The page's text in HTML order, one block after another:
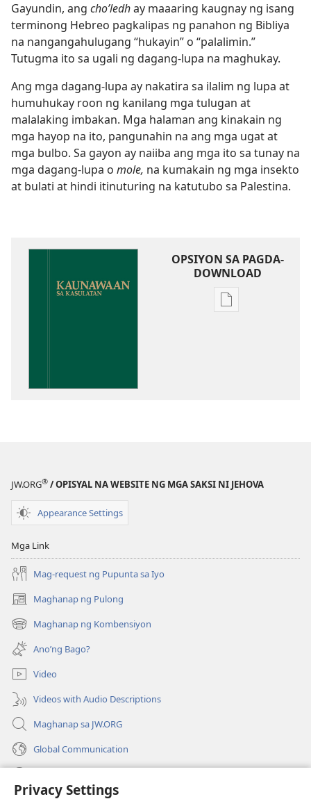
Privacy Settings
Gayundin, ang choʹledhay maaaring kaugnay ng isang
terminong Hebreo pagkalipas ng panahon ng Bibliya
na nangangahulugang “hukayin” o “palalimin.”
Tutugma ito sa ugali ng dagang-lupa na maghukay.
Ang mga dagang-lupa ay nakatira sa ilalim ng lupa at
humuhukay roon ng kanilang mga tulugan at
malalaking imbakan. Mga halaman ang kinakain ng
mga hayop na ito, pangunahin na ang mga ugat at
mga bulbo. Sa gayon ay naiiba ang mga ito sa tunay na
mga dagang-lupa o mole, na kumakain ng mga insekto
at bulati at hindi itinuturing na katutubo sa Palestina.
OPSIYON SA PAGDA-
DOWNLOAD
Opsiyon
JW.ORG® / OPISYAL NA WEBSITE NG MGA SAKSI NI JEHOVA
Appearance Settings
Mga Link
Mag-request ng Pupunta sa Iyo
Maghanap ng Pulong
(may
bubukas
na
bagong
window)
Maghanap ng Kombensiyon
(may
bubukas
na
bagong
window)
Ano’ng Bago?
Video
Videos with Audio Descriptions
Maghanap sa JW.ORG
Global Communication